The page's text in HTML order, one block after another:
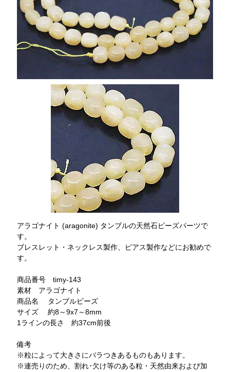
アラゴナイト (aragonite) タンブルの天然石ビーズパーツで
す。
ブレスレット・ネックレス製作、ピアス製作などにお勧めで
す。
商品番号 timy-143
素材 アラゴナイト
商品名 タンブルビーズ
サイズ 約8～9x7～8mm
1ラインの長さ 約37cm前後
備考
※粒によって大きさにバラつきあるものもあります。
※連売りのため、割れ･欠け等のある粒・天然由来および加